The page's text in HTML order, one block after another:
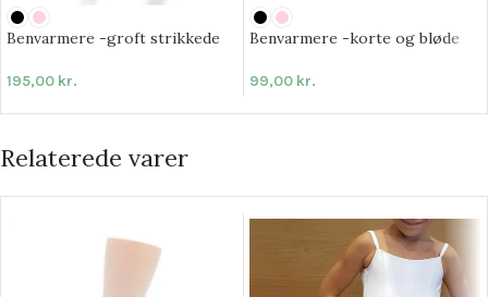
Benvarmere -groft strikkede
195,00 kr.
Benvarmere -korte og bløde
99,00 kr.
Relaterede varer